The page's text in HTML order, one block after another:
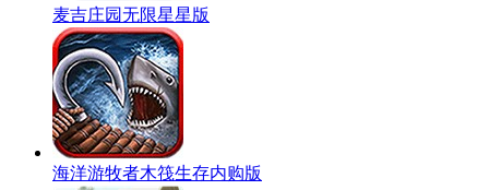
麦吉庄园无限星星版
海洋游牧者木筏生存内购版